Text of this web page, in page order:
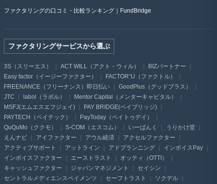
ファクタリングの口コミ・比較ランキング｜FundBridge
ファクタリングサービスから選ぶ
3S（スリーエス） ACT WILL（アクト・ウィル）
BIZパートナー
Easy factor（イージーファクター）
FACTOR⁺U（ファクトル）
FREENANCE（フリーナンス）即日払い
GoodPlus（グッドプラス）
JTC
labol（ラボル）
Mentor Capital（メンターキャピタル）
MSFJ(エムエスエフジェイ)
PAY BRIDGE(ペイブリッジ)
PAYTECH（ペイテック）
PayToday（ペイトゥデイ）
QuQuMo（ククモ）
S-COM（エスコム） いーばんく
うりかけ堂
えんナビ
アイファクター アウル経済
アクセルファクター
アクティブサポート
アットライン アドプランニング
インボイスPay
インボイスファクター
エーストラスト
オッティ（OTTI）
キャッシュファクター
ジャパンマネジメント
セイシン
セントラルメディエンスペイメンツ
セーフトラスト
ソクデル